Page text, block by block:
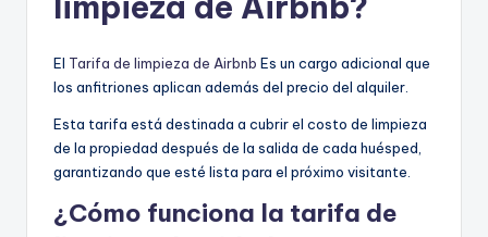
El Tarifa de limpieza de Airbnb Es un cargo adicional que
los anfitriones aplican además del precio del alquiler.
Esta tarifa está destinada a cubrir el costo de limpieza
de la propiedad después de la salida de cada huésped,
garantizando que esté lista para el próximo visitante.
¿Cómo funciona la tarifa de